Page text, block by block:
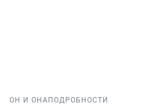
ОН И ОНА ПОДРОБНОСТИ